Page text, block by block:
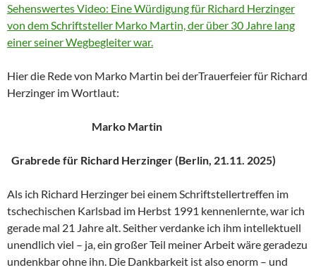
Sehenswertes Video: Eine Würdigung für Richard Herzinger
von dem Schriftsteller Marko Martin, der über 30 Jahre lang
einer seiner Wegbegleiter war.
Hier die Rede von Marko Martin bei derTrauerfeier für Richard
Herzinger im Wortlaut:
Marko Martin
Grabrede für Richard Herzinger (Berlin, 21.11. 2025)
Als ich Richard Herzinger bei einem Schriftstellertreffen im
tschechischen Karlsbad im Herbst 1991 kennenlernte, war ich
gerade mal 21 Jahre alt. Seither verdanke ich ihm intellektuell
unendlich viel – ja, ein großer Teil meiner Arbeit wäre geradezu
undenkbar ohne ihn. Die Dankbarkeit ist also enorm – und